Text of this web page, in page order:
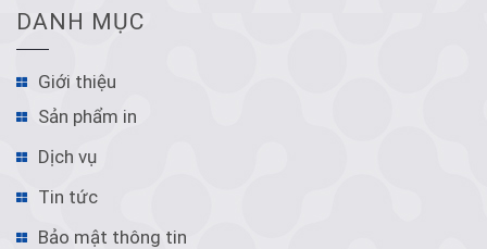
DANH MỤC
Giới thiệu
Sản phẩm in
Dịch vụ
Tin tức
Bảo mật thông tin